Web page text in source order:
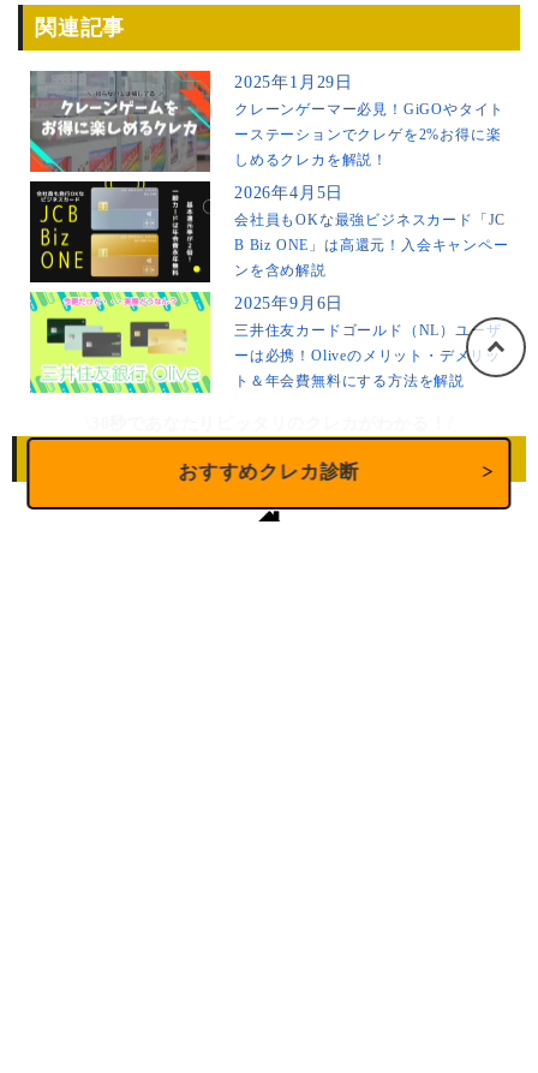
関連記事
2025年1月29日
クレーンゲーマー必見！GiGOやタイト
ーステーションでクレゲを2%お得に楽
しめるクレカを解説！
2026年4月5日
会社員もOKな最強ビジネスカード「JC
B Biz ONE」は高還元！入会キャンペー
ンを含め解説
2025年9月6日
三井住友カードゴールド（NL）ユーザ
ーは必携！Oliveのメリット・デメリッ
ト＆年会費無料にする方法を解説
おすすめクレカ診断